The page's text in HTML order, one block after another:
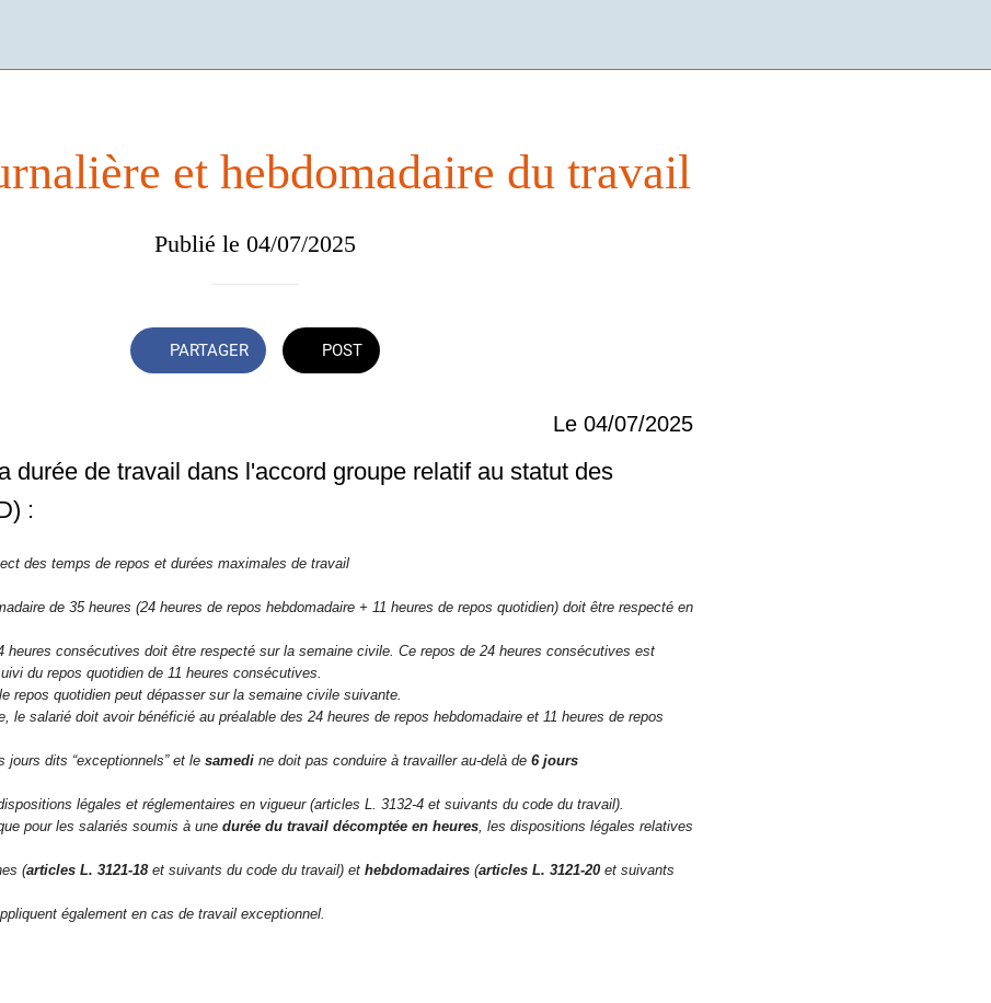
et hebdomadaire du travail
Publié le 04/07/2025
PARTAGER POST
Le 04/07/2025
durée de travail dans l'accord groupe relatif au statut des
:
des temps de repos et durées maximales de travail
de 35 heures (24 heures de repos hebdomadaire + 11 heures de repos quotidien) doit être respecté en
heures consécutives doit être respecté sur la semaine civile. Ce repos de 24 heures consécutives est
du repos quotidien de 11 heures consécutives.
repos quotidien peut dépasser sur la semaine civile suivante.
le salarié doit avoir bénéficié au préalable des 24 heures de repos hebdomadaire et 11 heures de repos
jours dits “exceptionnels” et le samedi ne doit pas conduire à travailler au-delà de 6 jours
légales et réglementaires en vigueur (articles L. 3132-4 et suivants du code du travail).
pour les salariés soumis à une durée du travail décomptée en heures, les dispositions légales relatives
(articles L. 3121-18et suivants du code du travail) et hebdomadaires (articles L. 3121-20 et suivants
également en cas de travail exceptionnel.